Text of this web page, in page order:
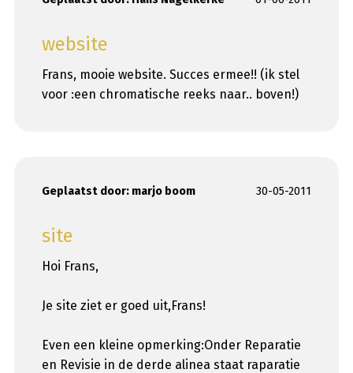
website
Frans, mooie website. Succes ermee!! (ik stel
voor :een chromatische reeks naar.. boven!)
30-05-2011
Geplaatst door: marjo boom
site
Hoi Frans,
Je site ziet er goed uit,Frans!
Even een kleine opmerking:Onder Reparatie
en Revisie in de derde alinea staat raparatie